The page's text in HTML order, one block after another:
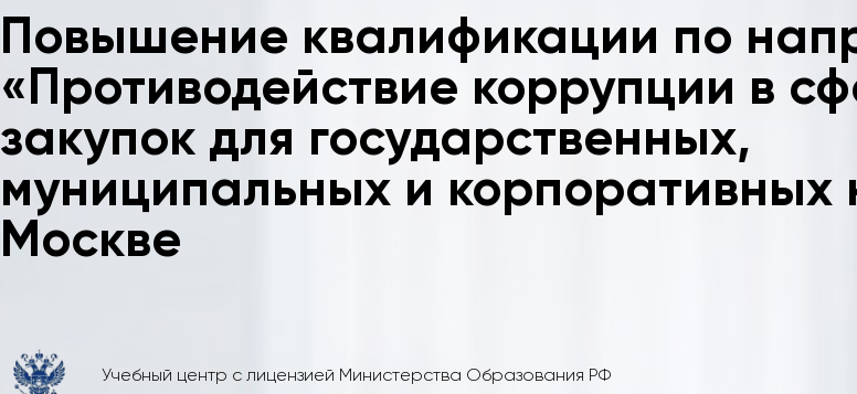
Повышение квалификации по
«Противодействие коррупции в
закупок для государственных,
муниципальных и корпоративных
Москве
Учебный центр с лицензией Министерства Образования РФ